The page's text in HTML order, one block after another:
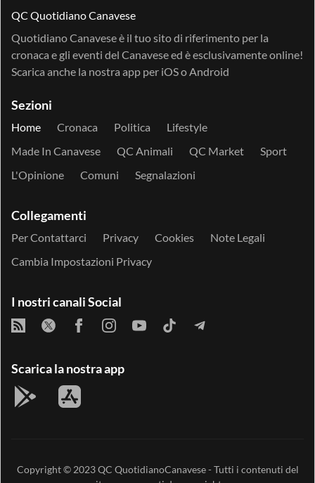
QC Quotidiano Canavese
Quotidiano Canavese è il tuo sito di riferimento per la
cronaca e gli eventi del Canavese ed è esclusivamente online!
Scarica anche la nostra app per iOSo Android
Sezioni
Home Cronaca Politica
Lifestyle
Made In Canavese
QC Animali QC Market
Sport
L'Opinione
Comuni Segnalazioni
Collegamenti
Per Contattarci Privacy Cookies
Note Legali
Cambia Impostazioni Privacy
I nostri canali Social
Scarica la nostra app
Copyright © 2023QC QuotidianoCanavese- Tutti i contenuti del